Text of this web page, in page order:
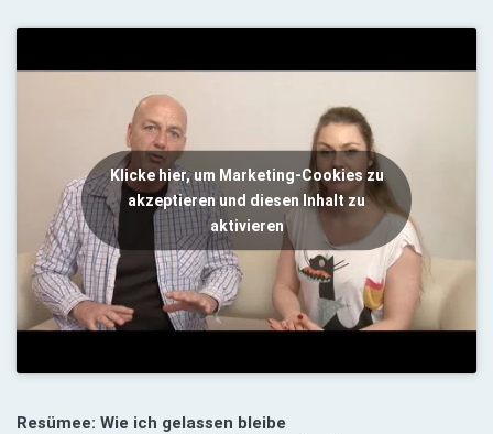
Klicke hier, um Marketing-Cookies zu
akzeptieren und diesen Inhalt zu
aktivieren
Resümee: Wie ich gelassen bleibe